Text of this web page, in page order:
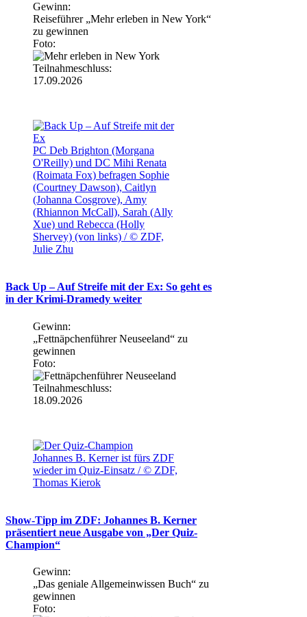
Gewinn:
Reiseführer „Mehr erleben in New York“
zu gewinnen
Foto:
Teilnahmeschluss:
17.09.2026
PC Deb Brighton (Morgana
O'Reilly) und DC Mihi Renata
(Roimata Fox) befragen Sophie
(Courtney Dawson), Caitlyn
(Johanna Cosgrove), Amy
(Rhiannon McCall), Sarah (Ally
Xue) und Rebecca (Holly
Shervey) (von links) / © ZDF,
Julie Zhu
Back Up – Auf Streife mit der Ex: So geht es
in der Krimi-Dramedy weiter
Gewinn:
„Fettnäpchenführer Neuseeland“ zu
gewinnen
Foto:
Teilnahmeschluss:
18.09.2026
Johannes B. Kerner ist fürs ZDF
wieder im Quiz-Einsatz / © ZDF,
Thomas Kierok
Show-Tipp im ZDF: Johannes B. Kerner
präsentiert neue Ausgabe von „Der Quiz-
Champion“
Gewinn:
„Das geniale Allgemeinwissen Buch“ zu
gewinnen
Foto: